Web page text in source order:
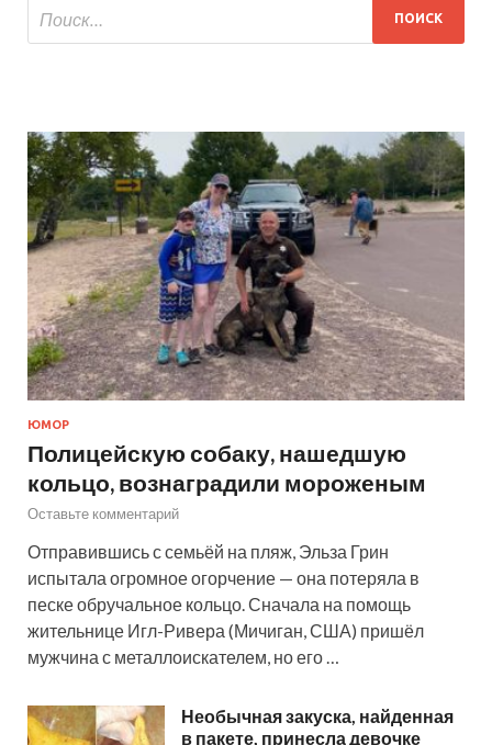
ЮМОР
Полицейскую собаку, нашедшую
кольцо, вознаградили мороженым
Оставьте комментарий
Отправившись с семьёй на пляж, Эльза Грин
испытала огромное огорчение — она потеряла в
песке обручальное кольцо. Сначала на помощь
жительнице Игл-Ривера (Мичиган, США) пришёл
мужчина с металлоискателем, но его …
Необычная закуска, найденная
в пакете, принесла девочке